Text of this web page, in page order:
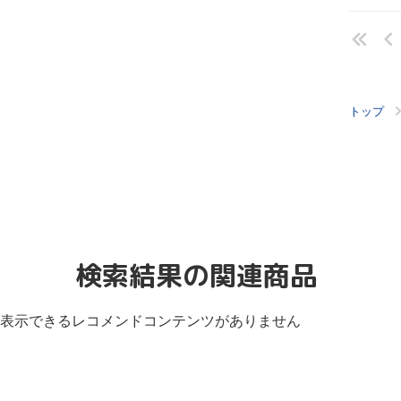
トップ
検索結果の関連商品
表示できるレコメンドコンテンツがありません